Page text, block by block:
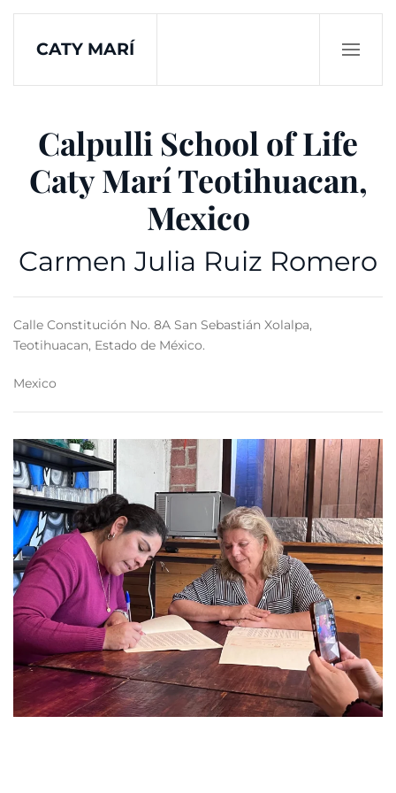
Skip to main content
CATY MARÍ
Calpulli School of Life
Caty Marí Teotihuacan,
Mexico
Carmen Julia Ruiz Romero
Calle Constitución No. 8A San Sebastián Xolalpa,
Teotihuacan, Estado de México.
Mexico